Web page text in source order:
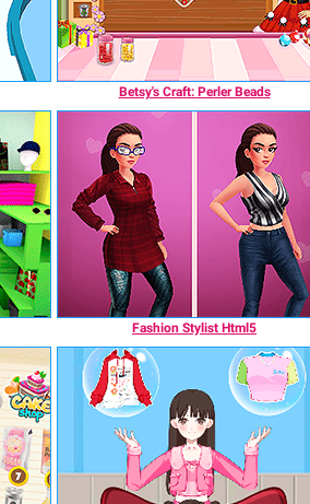
Betsy's Craft: Perler Beads
Fashion Stylist Html5